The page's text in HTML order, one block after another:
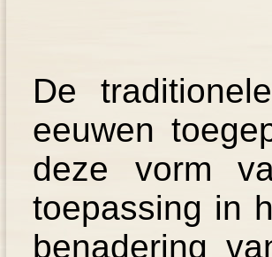
De
eeuwen
deze vorm
toepassing in
benadering